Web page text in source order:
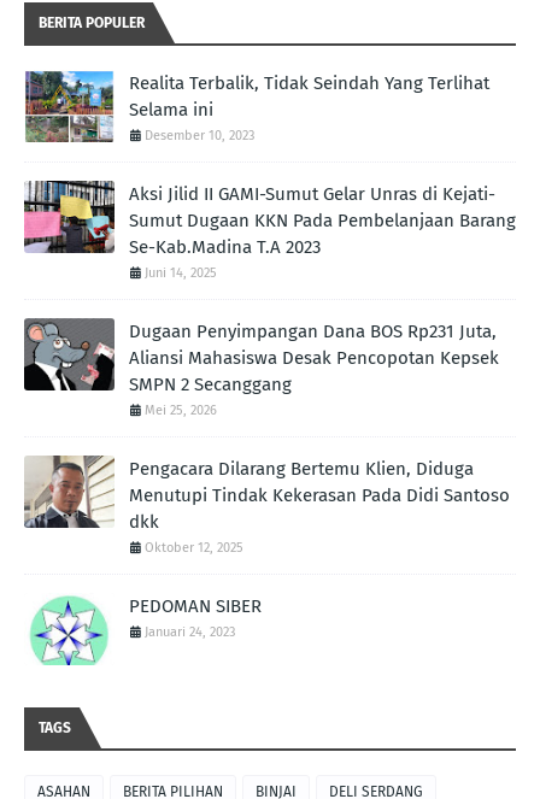
BERITA POPULER
Realita Terbalik, Tidak Seindah Yang Terlihat
Selama ini
Desember 10, 2023
Aksi Jilid II GAMI-Sumut Gelar Unras di Kejati-
Sumut Dugaan KKN Pada Pembelanjaan Barang
Se-Kab.Madina T.A 2023
Juni 14, 2025
Dugaan Penyimpangan Dana BOS Rp231 Juta,
Aliansi Mahasiswa Desak Pencopotan Kepsek
SMPN 2 Secanggang
Mei 25, 2026
Pengacara Dilarang Bertemu Klien, Diduga
Menutupi Tindak Kekerasan Pada Didi Santoso
dkk
Oktober 12, 2025
PEDOMAN SIBER
Januari 24, 2023
TAGS
ASAHAN BERITA PILIHAN BINJAI DELI SERDANG